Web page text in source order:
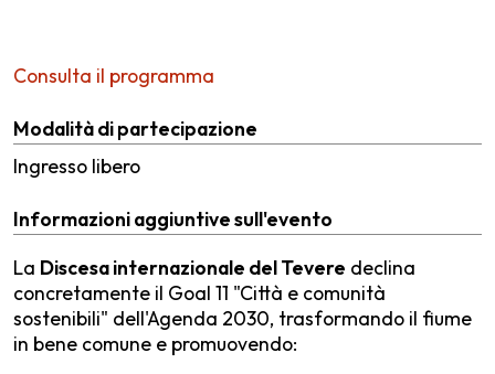
Consulta il programma
Modalità di partecipazione
Ingresso libero
Informazioni aggiuntive sull'evento
La Discesa internazionale del Tevere declina
concretamente il Goal 11 "Città e comunità
sostenibili" dell'Agenda 2030, trasformando il fiume
in bene comune e promuovendo: